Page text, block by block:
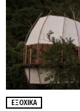
ΕΞΟΧΙΚΆ